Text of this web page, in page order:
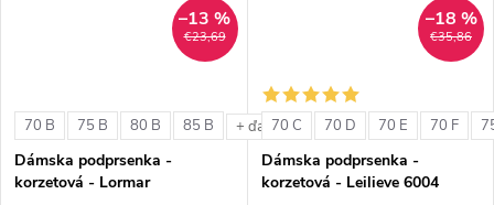
€23,69
–13 %
70 B 75 B 80 B 85 B + ďalšie
Dámska podprsenka -
korzetová - Lormar
€35,86
–18 %
70 C 70 D 70 E 70 F
Dámska podprsenka -
korzetová - Leilieve 6004